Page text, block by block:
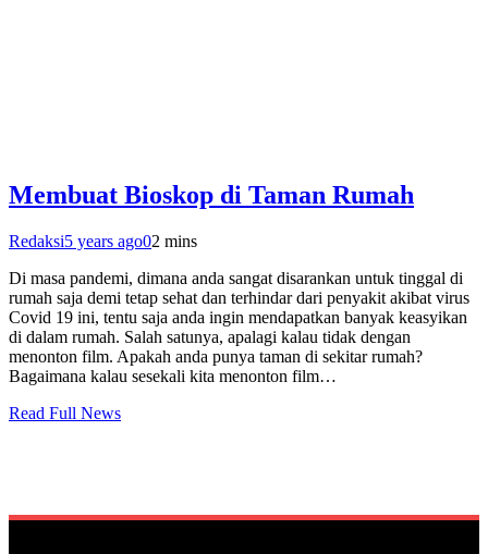
Membuat Bioskop di Taman Rumah
Redaksi5 years ago02 mins
Di masa pandemi, dimana anda sangat disarankan untuk tinggal di
rumah saja demi tetap sehat dan terhindar dari penyakit akibat virus
Covid 19 ini, tentu saja anda ingin mendapatkan banyak keasyikan
di dalam rumah. Salah satunya, apalagi kalau tidak dengan
menonton film. Apakah anda punya taman di sekitar rumah?
Bagaimana kalau sesekali kita menonton film…
Read Full News